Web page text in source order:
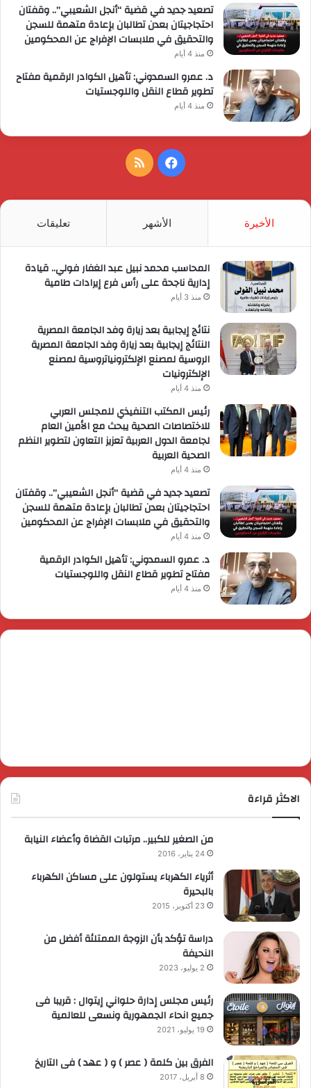
تصعيد جديد في قضية “أنجل الشعيبي”.. وقفتان
احتجاجيتان بعدن تطالبان بإعادة متهمة للسجن
والتحقيق في ملابسات الإفراج عن المحكومين
منذ 4 أيام
د. عمرو السمدوني: تأهيل الكوادر الرقمية مفتاح
تطوير قطاع النقل واللوجستيات
منذ 4 أيام
فيسبوكملخص
الأخيرة الأشهر تعليقات
المحاسب محمد نبيل عبد الغفار فولي.. قيادة
إدارية ناجحة على رأس فرع إيرادات طامية
منذ 3 أيام
نتائج إيجابية بعد زيارة وفد الجامعة المصرية
النتائج إيجابية بعد زيارة وفد الجامعة المصرية
الروسية لمصنع الإلكترونياتروسية لمصنع
الإلكترونيات
منذ 4 أيام
رئيس المكتب التنفيذي للمجلس العربي
للاختصاصات الصحية يبحث مع الأمين العام
لجامعة الدول العربية تعزيز التعاون لتطوير النظم
الصحية العربية
منذ 4 أيام
تصعيد جديد في قضية “أنجل الشعيبي”.. وقفتان
احتجاجيتان بعدن تطالبان بإعادة متهمة للسجن
والتحقيق في ملابسات الإفراج عن المحكومين
منذ 4 أيام
د. عمرو السمدوني: تأهيل الكوادر الرقمية
مفتاح تطوير قطاع النقل واللوجستيات
منذ 4 أيام
الاكثر قراءة
من الصغير للكبير.. مرتبات القضاة وأعضاء النيابة
24 يناير، 2016
أثرياء الكهرباء يستولون على مساكن الكهرباء
بالبحيرة
23 أكتوبر، 2015
دراسة تؤكد بأن الزوجة الممتلئة أفضل من
النحيفة
2 يوليو، 2023
رئيس مجلس إدارة حلواني إيتوال : قريبا فى
جميع انحاء الجمهورية ونسعى للعالمية
19 يوليو، 2021
الفرق بين كلمة ( عصر ) و ( عهد ) فى التاريخ
8 أبريل، 2017